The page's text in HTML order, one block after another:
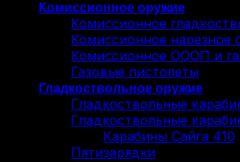
Комиссионное оружие
Комиссионное
Комиссионное нарезное
Комиссионное ОООП и
Газовые пистолеты
Гладкоствольное оружие
Гладкоствольные
Гладкоствольные
Карабины Сайга 410
Пятизарядки